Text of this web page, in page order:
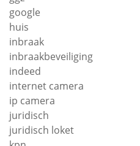
google
huis
inbraak
inbraakbeveiliging
indeed
internet camera
ip camera
juridisch
juridisch loket